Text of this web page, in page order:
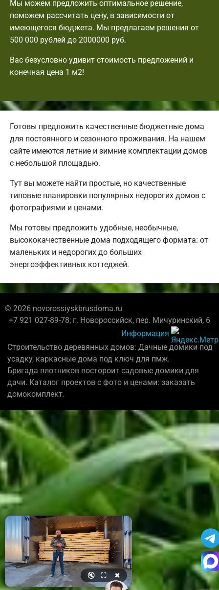
Мы можем предложить оптимальное решение,
поможем рассчитать цену, в зависимости от
имеющегося бюджета. Мы предлагаем решения от
500 000 рублей до 2000000 руб.
Вас безусловно удивит стоимость предложений и
конечная цена 1 м2!
Готовы предложить качественные бюджетные дома
для постоянного и сезонного проживания. На нашем
сайте имеются летние и зимние комплектации домов
с небольшой площадью.
Тут вы можете найти простые, но качественные
типовые планировки популярных недорогих домов с
фотографиями и ценами.
Мы готовы предложить удобные, необычные,
высококачественные дома подходящего формата: от
маленьких и недорогих до больших
энергоэффективных коттеджей.
© 2026 novorossiyskbrusdoma.ru
+7 921 027-89-78; г. Новороссийск, пер. Мичуринский, 6
Информация
Строительство деревянных домов: Дачные домики под
усадку, каркасные дома под ключ для пмж.
Бригада плотников постороит садовые домики для
дачи. Каталог проектов с фото и ценами: заказать
домокомплект.
🔇 ⛶ ✖